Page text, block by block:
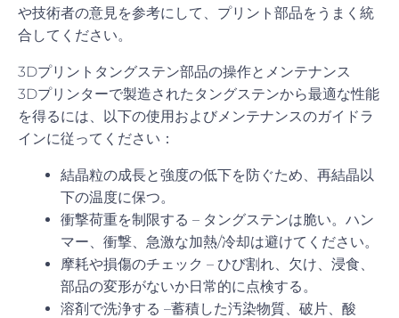
や技術者の意見を参考にして、プリント部品をうまく統
合してください。
3Dプリントタングステン部品の操作とメンテナンス
3Dプリンターで製造されたタングステンから最適な性能
を得るには、以下の使用およびメンテナンスのガイドラ
インに従ってください：
結晶粒の成長と強度の低下を防ぐため、再結晶以
下の温度に保つ。
衝撃荷重を制限する – タングステンは脆い。ハン
マー、衝撃、急激な加熱/冷却は避けてください。
摩耗や損傷のチェック – ひび割れ、欠け、浸食、
部品の変形がないか日常的に点検する。
溶剤で洗浄する –蓄積した汚染物質、破片、酸